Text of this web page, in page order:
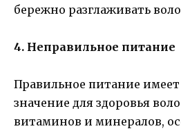
бережно разглаживать
4. Неправильное питание
Правильное питание
значение для здоровья
витаминов и минералов,